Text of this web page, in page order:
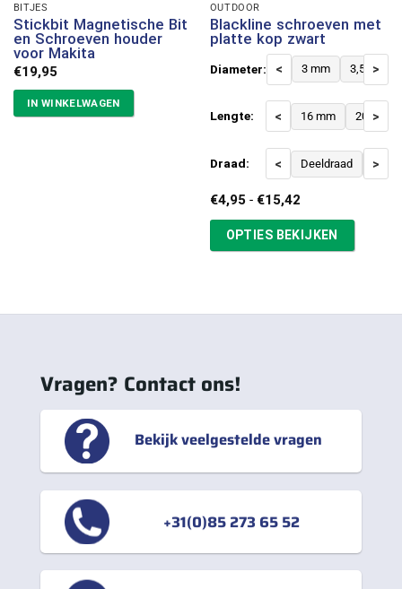
BITJES
Stickbit Magnetische Bit
en Schroeven houder
voor Makita
€19,95
IN WINKELWAGEN
OUTDOOR
Blackline schroeven met
platte kop zwart
Diameter: < 3 mm 3,5 mm
>
Lengte: < 16 mm 20 mm
>
Draad: < Deeldraad >
€4,95 - €15,42Prijsklasse:
€15,42
OPTIES BEKIJKEN
Vragen? Contact ons!
Bekijk veelgestelde vragen
+31(0)85 273 65 52